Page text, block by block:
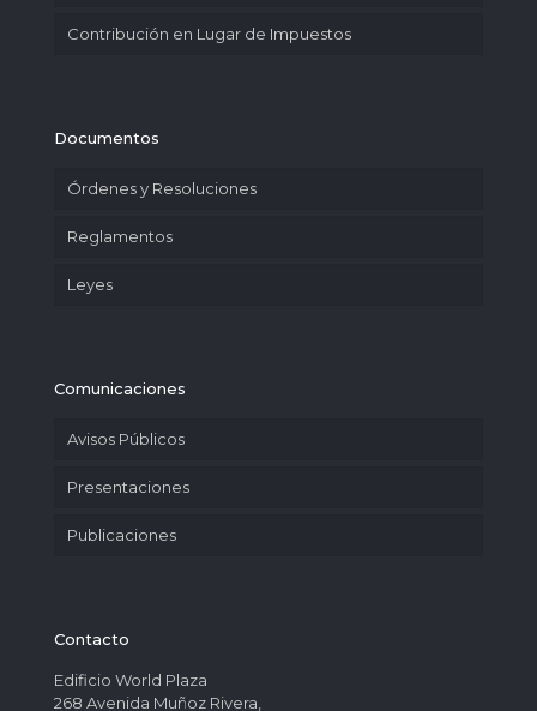
Contribución en Lugar de Impuestos
Documentos
Órdenes y Resoluciones
Reglamentos
Leyes
Comunicaciones
Avisos Públicos
Presentaciones
Publicaciones
Contacto
Edificio World Plaza
268 Avenida Muñoz Rivera,